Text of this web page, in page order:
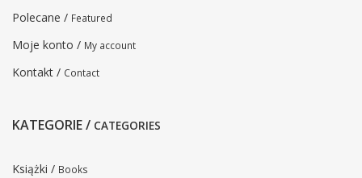
Polecane / Featured
Moje konto / My account
Kontakt / Contact
KATEGORIE / CATEGORIES
Książki / Books